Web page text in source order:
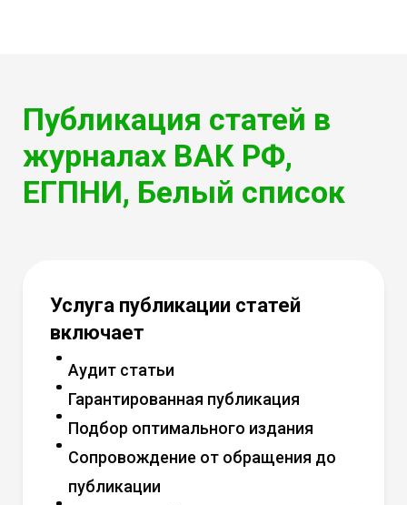
Публикация статей в
журналах ВАК РФ,
ЕГПНИ, Белый список
Услуга публикации статей
включает
Аудит статьи
Гарантированная публикация
Подбор оптимального издания
Сопровождение от обращения до
публикации